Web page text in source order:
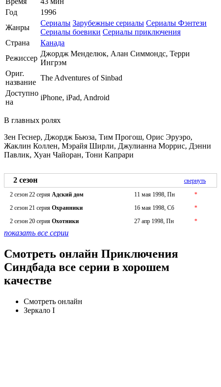
Год
1996
Жанры
Сериалы Зарубежные сериалы Сериалы Фэнтези
Сериалы боевики Сериалы приключения
Страна
Канада
Режиссер
Джордж Менделюк, Алан Симмондс, Терри
Ингрэм
Ориг.
название
The Adventures of Sinbad
Доступно
на
iPhone, iPad, Android
В главных ролях
Зен Геснер, Джордж Бьюза, Тим Прогош, Орис Эруэро,
Жаклин Коллен, Мэрайя Ширли, Джулианна Моррис, Дэнни
Павлик, Хуан Чайоран, Тони Капрари
2 сезон
свернуть
2 сезон 22 серия Адский дом 11 мая 1998, Пн
*
2 сезон 21 серия Охранники 16 мая 1998, Сб
*
2 сезон 20 серия Охотники 27 апр 1998, Пн *
показать все серии
Смотреть онлайн Приключения
Синдбада все серии в хорошем
качестве
Смотреть онлайн
Зеркало I